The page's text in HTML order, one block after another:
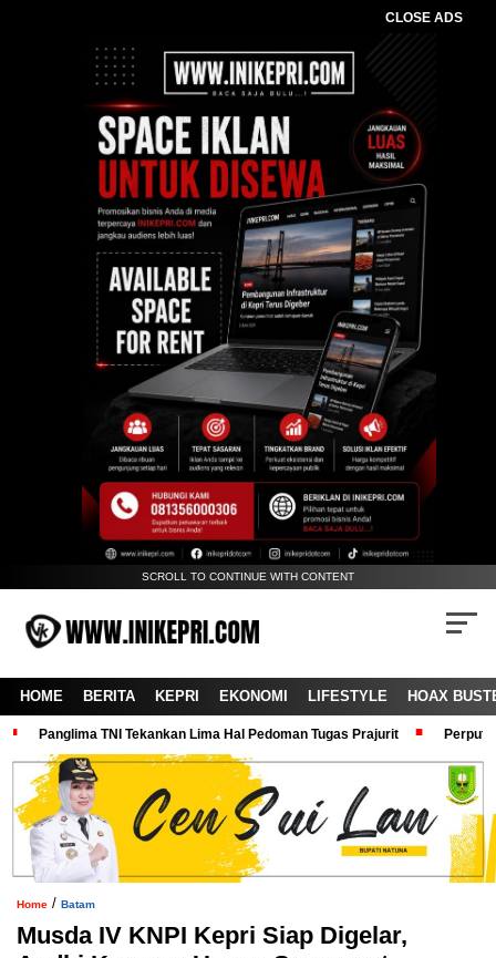
CLOSE ADS
SCROLL TO CONTINUE WITH CONTENT
HOME BERITA KEPRI EKONOMI LIFESTYLE HOAX
Panglima TNI Tekankan Lima Hal Pedoman Tugas Prajurit
Home / Batam
Musda IV KNPI Kepri Siap Digelar,